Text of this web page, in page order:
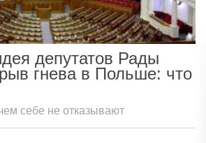
депутатов Рады
гнева в Польше: что
себе не отказывают